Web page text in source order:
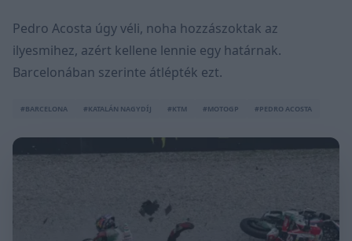
Pedro Acosta úgy véli, noha hozzászoktak az
ilyesmihez, azért kellene lennie egy határnak.
Barcelonában szerinte átlépték ezt.
#BARCELONA #KATALÁN NAGYDÍJ #KTM #MOTOGP #PEDRO ACOSTA